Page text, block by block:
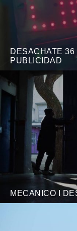
DESACHATE
PUBLICIDAD
MECANICO I